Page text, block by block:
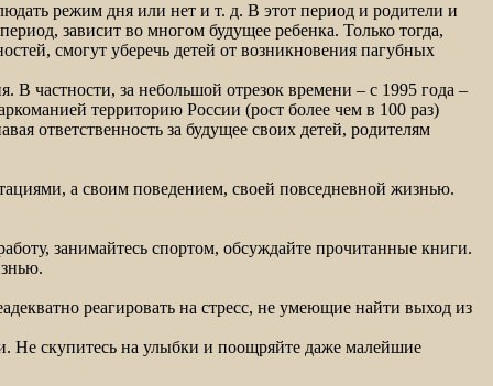
режим дня или нет и т. д. В этот период и родители и
зависит во многом будущее ребенка. Только тогда,
смогут уберечь детей от возникновения пагубных
частности, за небольшой отрезок времени – с 1995 года –
территорию России (рост более чем в 100 раз)
ответственность за будущее своих детей, родителям
а своим поведением, своей повседневной жизнью.
занимайтесь спортом, обсуждайте прочитанные книги.
реагировать на стресс, не умеющие найти выход из
Не скупитесь на улыбки и поощряйте даже малейшие